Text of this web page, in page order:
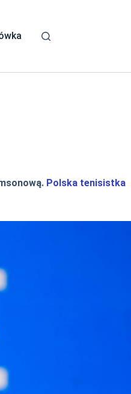
Polska tenisistka